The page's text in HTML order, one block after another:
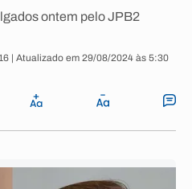
ontem pelo JPB2
| Atualizado em 29/08/2024 às 5:30